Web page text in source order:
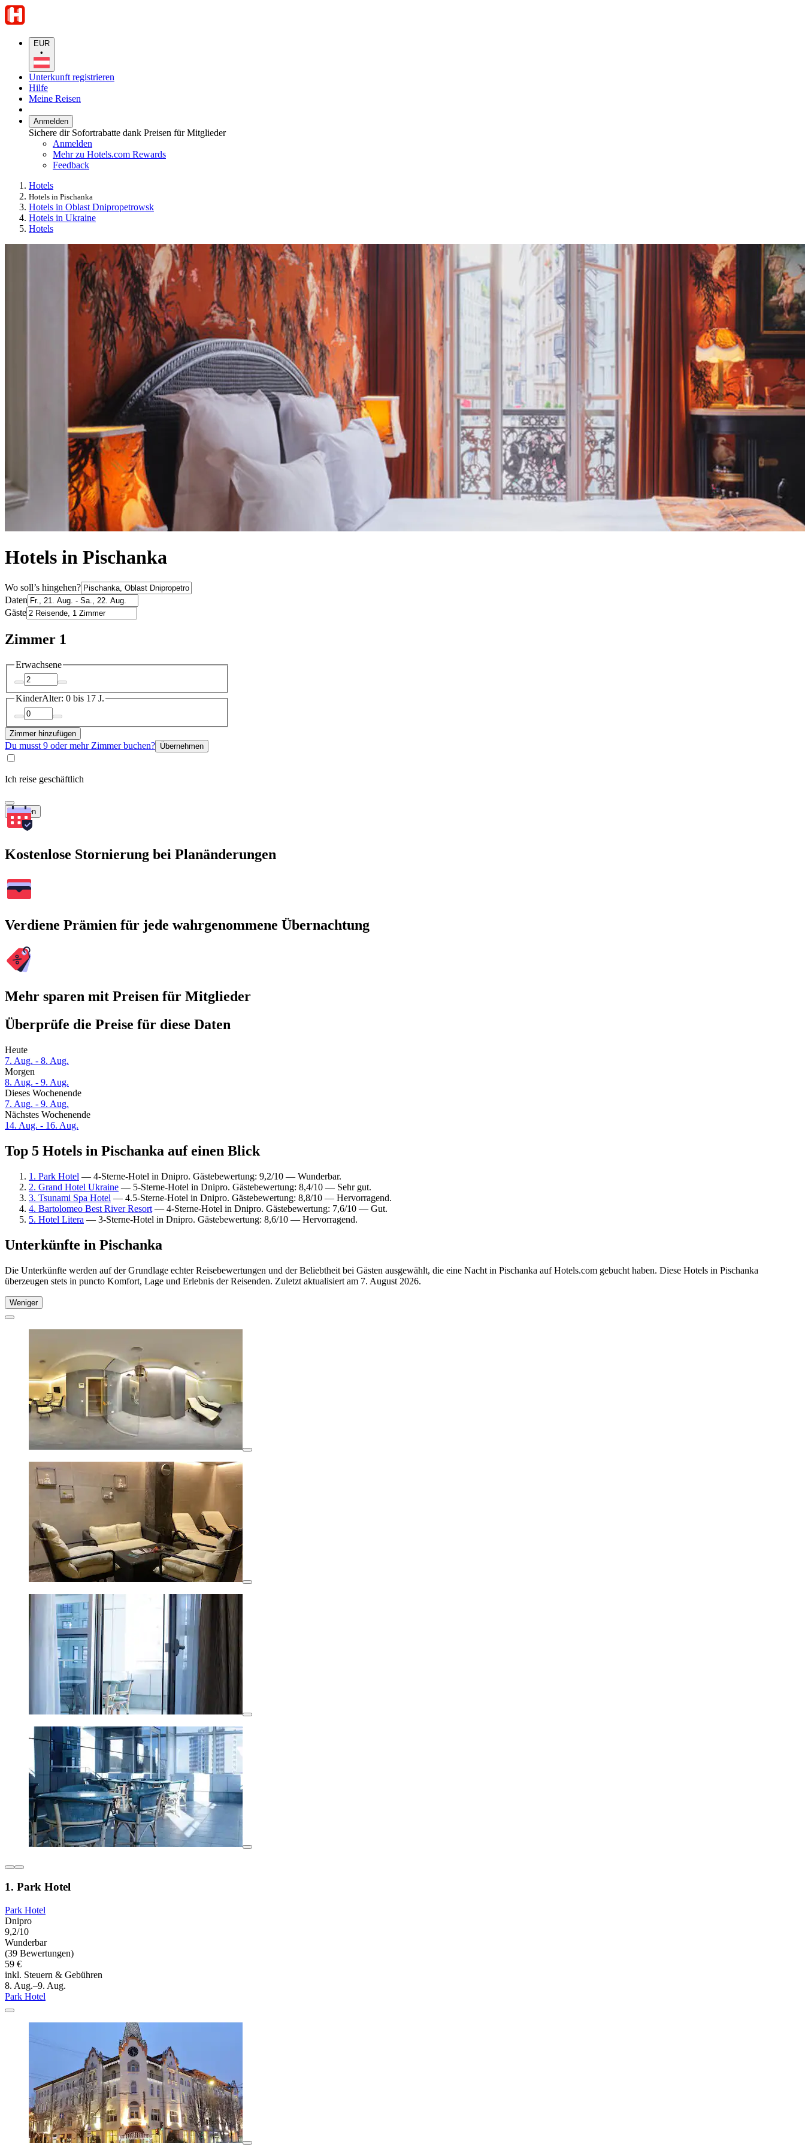
EUR
•
Unterkunft registrieren
Hilfe
Meine Reisen
Anmelden
Sichere dir Sofortrabatte dank Preisen für Mitglieder
Anmelden
Mehr zu Hotels.com Rewards
Feedback
Hotels
Hotels in Pischanka
Hotels in Oblast Dnipropetrowsk
Hotels in Ukraine
Hotels
Hotels in Pischanka
Wo soll’s hingehen?
Daten
Gäste
Zimmer 1
Erwachsene
KinderAlter: 0 bis 17 J.
Zimmer hinzufügen
Du musst 9 oder mehr Zimmer buchen? Übernehmen
Ich reise geschäftlich
Suchen
Kostenlose Stornierung bei Planänderungen
Verdiene Prämien für jede wahrgenommene Übernachtung
Mehr sparen mit Preisen für Mitglieder
Überprüfe die Preise für diese Daten
Heute
7. Aug. - 8. Aug.
Morgen
8. Aug. - 9. Aug.
Dieses Wochenende
7. Aug. - 9. Aug.
Nächstes Wochenende
14. Aug. - 16. Aug.
Top 5 Hotels in Pischanka auf einen Blick
1. Park Hotel — 4-Sterne-Hotel in Dnipro. Gästebewertung: 9,2/10 — Wunderbar.
2. Grand Hotel Ukraine — 5-Sterne-Hotel in Dnipro. Gästebewertung: 8,4/10 — Sehr gut.
3. Tsunami Spa Hotel — 4.5-Sterne-Hotel in Dnipro. Gästebewertung: 8,8/10 — Hervorragend.
4. Bartolomeo Best River Resort — 4-Sterne-Hotel in Dnipro. Gästebewertung: 7,6/10 — Gut.
5. Hotel Litera — 3-Sterne-Hotel in Dnipro. Gästebewertung: 8,6/10 — Hervorragend.
Unterkünfte in Pischanka
Die Unterkünfte werden auf der Grundlage echter Reisebewertungen und der Beliebtheit bei Gästen ausgewählt, die eine Nacht in Pischanka auf Hotels.com gebucht haben. Diese Hotels in Pischanka
überzeugen stets in puncto Komfort, Lage und Erlebnis der Reisenden. Zuletzt aktualisiert am 7. August 2026.
Weniger
1. Park Hotel
Park Hotel
Dnipro
9,2/10
Wunderbar
(39 Bewertungen)
59 €
inkl. Steuern & Gebühren
8. Aug.–9. Aug.
Park Hotel